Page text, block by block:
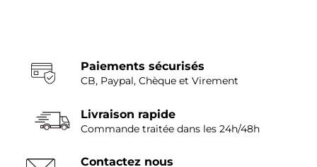
Paiements sécurisés
CB, Paypal, Chèque et Virement
Livraison rapide
Commande traitée dans les 24h/48h
Contactez nous